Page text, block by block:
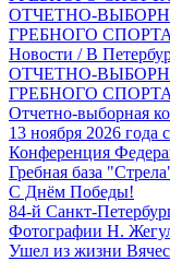
ОТЧЕТНО-
ГРЕБНОГО
Новости / В
ОТЧЕТНО-
ГРЕБНОГО
Отчетно-выборная
13 ноября 2026 года
Конференция
Гребная база
С Днём Победы!
84-й Санкт-
Фотографии Н.
Ушел из жизни